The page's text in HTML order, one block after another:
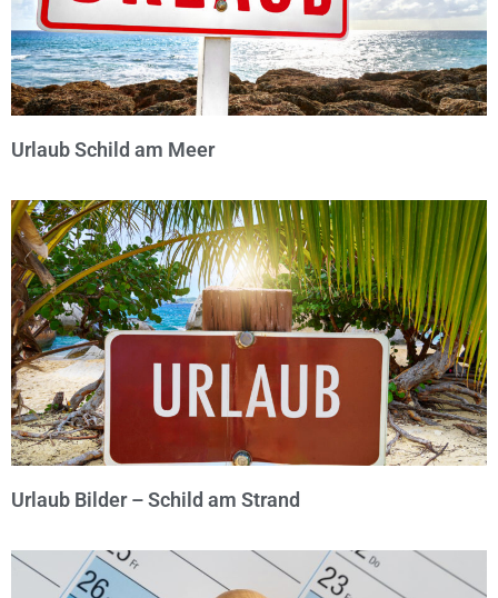
Urlaub Schild am Meer
© Michael Bihlmayer
Urlaub Bilder – Schild am Strand
© Michael Bihlmayer